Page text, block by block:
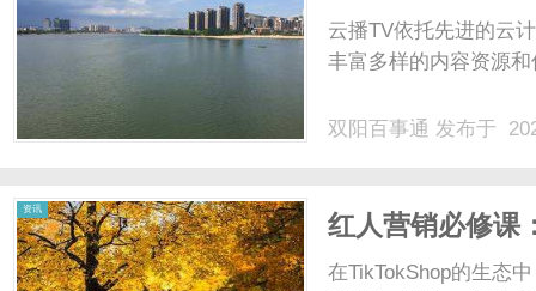
云播TV依托先进的云
丰富多样的内容资源
双阳百事通 发布于
资讯
红人营销必修课
的高效与合规支
在TikTokShop的生态